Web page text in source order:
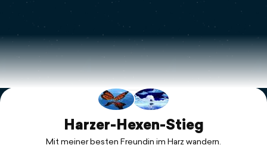
Print a book
Flyover video
Explore
SupportHarzer-Hexen-Stieg
Mit meiner besten Freundin im Harz wandern.